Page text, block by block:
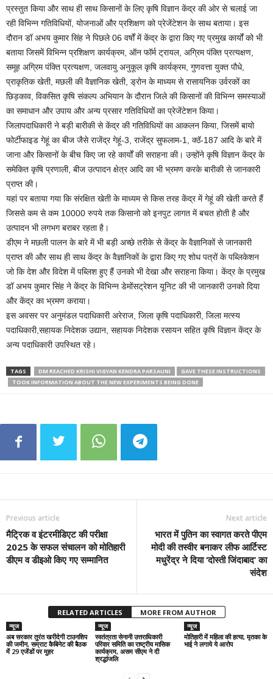
प्रस्तुत किया और साथ ही साथ किसानों के लिए कृषि विज्ञान केंद्र की ओर से चलाई जा
रही विभिन्न गतिविधियों, योजनाओं और प्रशिक्षण को प्रेजेंटेशन के साथ बताया। इस
दौरान डॉ अभय कुमार सिंह ने पिछले 06 वर्षों में केंद्र के द्वारा किए गए प्रमुख कार्यों को भी
बताया जिसमें विभिन्न प्रशिक्षण कार्यक्रम, ऑन फॉर्म ट्रायल, अग्रिम पंक्ति प्रत्यक्षण,
समूह अग्रिम पंक्ति प्रत्यक्षण, जलवायु अनुकूल कृषि कार्यक्रम, गुणवत्ता युक्त पौधे,
प्राकृतिक खेती, मछली की वैज्ञानिक खेती, ड्रोन के माध्यम से रासायनिक उर्वरकों का
छिड़काव, विकसित कृषि संकल्प अभियान के दौरान जिले की किसानों की विभिन्न समस्याओं
का समाधान और उपाय और अन्य प्रसार गतिविधियों का प्रेजेंटेशन किया।
जिलापदाधिकारी ने बड़ी बारीकी से केंद्र की गतिविधियों का आकलन किया, जिसमें बायो
फोर्टीफाइड गेहूं का बीज जैसे राजेंद्र गेहूं-3, राजेंद्र सुफलाम-1, क्ठॅ-187 आदि के बारे में
जाना और किसानों के बीच किए जा रहे कार्यों की सराहना की। उन्होंने कृषि विज्ञान केंद्र के
समेकित कृषि प्रणाली, बीज उत्पादन क्षेत्र आदि का भी भ्रमण करके बारीकी से जानकारी
प्राप्त की।
यहां पर बताया गया कि संरक्षित खेती के माध्यम से किस तरह केंद्र में गेहूं की खेती करते हैं
जिससे कम से कम 10000 रुपये तक किसानो को इनपुट लागत में बचत होती है और
उत्पादन भी लगभग बराबर रहता है।
डीएम ने मछली पालन के बारे में भी बड़ी अच्छे तरीके से केंद्र के वैज्ञानिकों से जानकारी
प्राप्त की और साथ ही साथ केंद्र के वैज्ञानिकों के द्वारा किए गए शोध पत्रों के पब्लिकेशन
जो कि देश और विदेश में पब्लिश हुए हैं उनको भी देखा और सराहना किया। केंद्र के प्रमुख
डॉ अभय कुमार सिंह ने केंद्र के विभिन्न डेमोंसट्रेशन यूनिट की भी जानकारी उनको दिया
और केंद्र का भ्रमण कराया।
इस अवसर पर अनुमंडल पदाधिकारी अरेराज, जिला कृषि पदाधिकारी, जिला मत्स्य
पदाधिकारी,सहायक निदेशक उद्यान, सहायक निदेशक रसायन सहित कृषि विज्ञान केंद्र के
अन्य पदाधिकारी उपस्थित रहे।
TAGS DM REACHED KRISHI VIGYAN KENDRA PARSAUNI
GAVE THESE INSTRUCTIONS
TOOK INFORMATION ABOUT THE NEW EXPERIMENTS BEING DONE
Previous article
मैट्रिक व इंटरमीडिएट की परीक्षा
2025 के सफल संचालन को मोतिहारी
डीएम व डीइओ किए गए सम्मानित
Next article
भारत में पुतिन का स्वागत करते पीएम
मोदी की तस्वीर बनाकर लीफ आर्टिस्ट
मधुरेंद्र ने दिया ‘दोस्ती जिंदाबाद’ का
संदेश
RELATED ARTICLES MORE FROM AUTHOR
न्यूज
अब सरकार तुरंत खरीदेगी टाउनशिप
की जमीन, सम्राट कैबिनेट की बैठक
में 29 एजेंडों पर मुहर
न्यूज
स्वतंत्रता सेनानी उत्तराधिकारी
परिवार समिति का राष्ट्रीय मासिक
कार्यक्रम, असम सीएम ने दी
श्रद्धांजलि
न्यूज
मोतिहारी में महिला की हत्या, मृतका के
भाई ने लगाये ये आरोप